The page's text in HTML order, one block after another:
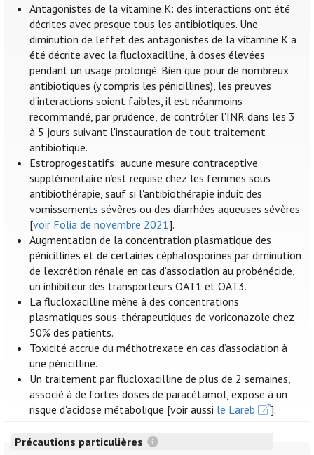
Antagonistes de la vitamine K: des interactions ont été
décrites avec presque tous les antibiotiques. Une
diminution de l’effet des antagonistes de la vitamine K a
été décrite avec la flucloxacilline, à doses élevées
pendant un usage prolongé. Bien que pour de nombreux
antibiotiques (y compris les pénicillines), les preuves
d'interactions soient faibles, il est néanmoins
recommandé, par prudence, de contrôler l'INR dans les 3
à 5 jours suivant l'instauration de tout traitement
antibiotique.
Estroprogestatifs: aucune mesure contraceptive
supplémentaire n’est requise chez les femmes sous
antibiothérapie, sauf si l'antibiothérapie induit des
vomissements sévères ou des diarrhées aqueuses sévères
[voir Folia de novembre 2021].
Augmentation de la concentration plasmatique des
pénicillines et de certaines céphalosporines par diminution
de l’excrétion rénale en cas d’association au probénécide,
un inhibiteur des transporteurs OAT1 et OAT3.
La flucloxacilline mène à des concentrations
plasmatiques sous-thérapeutiques de voriconazole chez
50% des patients.
Toxicité accrue du méthotrexate en cas d’association à
une pénicilline.
Un traitement par flucloxacilline de plus de 2 semaines,
associé à de fortes doses de paracétamol, expose à un
risque d'acidose métabolique [voir aussi le Lareb ].
Précautions particulières